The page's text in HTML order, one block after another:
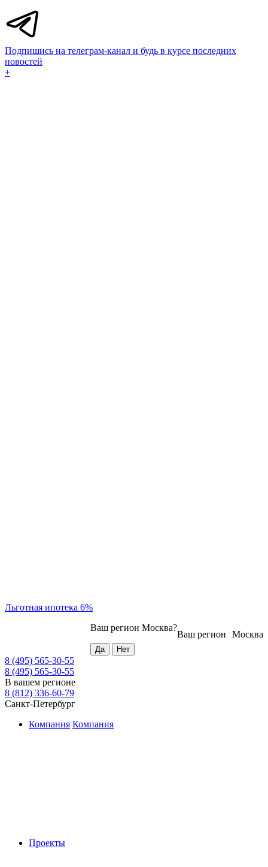
Подпишись на телеграм-канал и будь в курсе последних
новостей
+
Льготная ипотека 6%
Москва
Ваш регион
Ваш регион Москва?
8 (495) 565-30-55
8 (495) 565-30-55
В вашем регионе
8 (812) 336-60-79
Санкт-Петербург
Компания Компания
Проекты